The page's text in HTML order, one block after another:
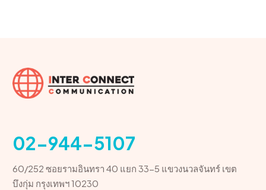
02-944-5107
60/252 ซอยรามอินทรา 40 แยก 33-5 แขวงนวลจันทร์ เขต
บึงกุ่ม กรุงเทพฯ 10230